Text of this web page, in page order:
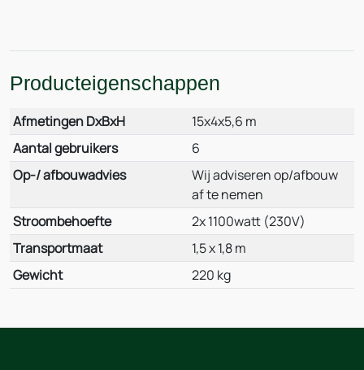
Producteigenschappen
Afmetingen DxBxH
15x4x5,6 m
Aantal gebruikers
6
Op-/ afbouwadvies
Wij adviseren op/afbouw
af te nemen
Stroombehoefte
2x 1100watt (230V)
Transportmaat
1,5 x 1,8 m
Gewicht
220 kg